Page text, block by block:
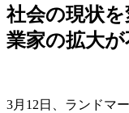
社会の現状
業家の拡大
3月12日、ランドマ